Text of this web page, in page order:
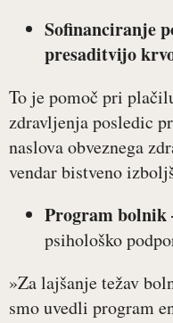
Sofinanciranje
presaditvijo
To je pomoč pri
zdravljenja posledic
naslova obveznega
vendar bistveno
Program bolnik
psihološko
»Za lajšanje težav
smo uvedli program